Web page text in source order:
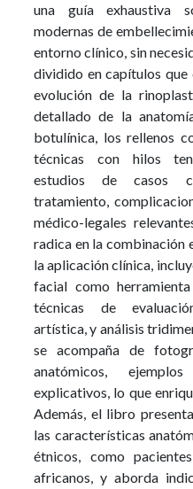
una guía exhaustiva
modernas de
entorno clínico, sin
dividido en capítulos
evolución de la
detallado de la
botulínica, los rellenos
técnicas con hilos
estudios de casos
tratamiento,
médico-legales
radica en la combinación
la aplicación clínica,
facial como
técnicas de
artística, y análisis
se acompaña de
anatómicos,
explicativos, lo que
Además, el libro
las características
étnicos, como
africanos, y aborda